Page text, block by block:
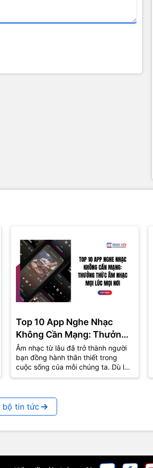
Top 10 App Nghe Nhạc
Không Cần Mạng: Thưởng
Thức Âm Nhạc Mọi Nơi
Âm nhạc từ lâu đã trở thành người
bạn đồng hành thân thiết trong
cuộc sống của mỗi chúng ta. Dù là
lúc vui hay buồn, âm nhạc luôn
bộ tin tức